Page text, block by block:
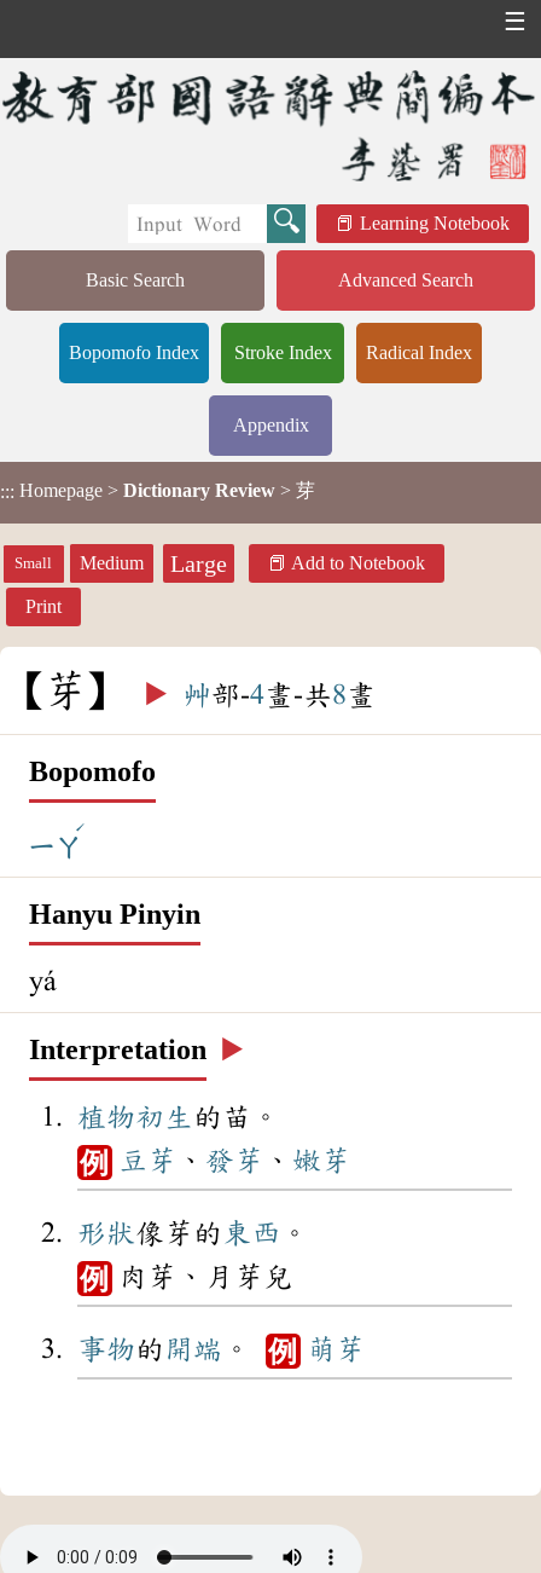
☰
Learning Notebook
Basic Search Advanced Search
Bopomofo Index Stroke Index Radical Index
Appendix
::: Homepage > Dictionary Review > 芽
Small Medium Large Add to Notebook
Print
芽 ▶️ 艸部-4畫-共8畫
Bopomofo
ㄧㄚ
ˊ
Hanyu Pinyin
yá
Interpretation ▶️
植物初生 的苗。
例 豆芽 、 發芽 、 嫩芽
形狀 像芽的 東西 。
例 肉芽、月芽兒
事物的 開端 。 例 萌芽